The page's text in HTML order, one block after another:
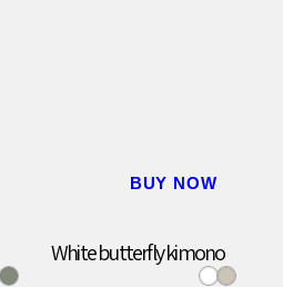
BUY NOW
White butterfly kimono